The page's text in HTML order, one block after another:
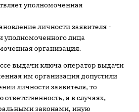
уполномоченная
личности заявителя -
уполномоченного лица
организация.
выдачи ключа оператор выдачи
им организация допустили
личности заявителя, то
а в случаях,
законами, иную